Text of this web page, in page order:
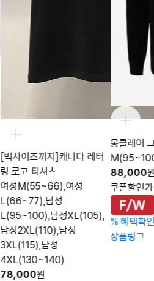
[빅사이즈까지]캐나다 레터
링 로고 티셔츠
여성M(55~66),여성
L(66~77),남성
L(95~100),남성XL(105),
남성2XL(110),남성
3XL(115),남성
4XL(130~140)
78,000원
몽클레어
88,000
쿠폰할인
% 혜택확
상품링크